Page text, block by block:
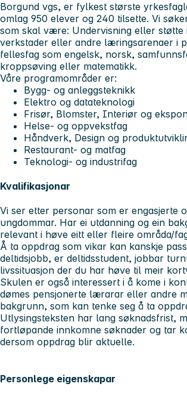
Borgund vgs, er fylkest største
omlag 950 elever og 240 tilsette. Vi
som skal være: Undervisning eller støtte
verkstader eller andre læringsarenaer i
fellesfag som engelsk, norsk,
kroppsøving eller matematikk.
Våre programområder er:
Bygg- og anleggsteknikk
Elektro og datateknologi
Frisør, Blomster, Interiør og
Helse- og oppvekstfag
Håndverk, Design og
Restaurant- og matfag
Teknologi- og industrifag
Kvalifikasjonar
Vi ser etter personar som er engasjerte
ungdommar. Har ei utdanning og ein
relevant i høve eitt eller fleire områda/
Å ta oppdrag som vikar kan kanskje
deltidsjobb, er deltidsstudent, jobbar
livssituasjon der du har høve til meir
Skulen er også interessert i å kome i
dømes pensjonerte lærarar eller andre
bakgrunn, som kan tenke seg å ta
Utlysingsteksten har lang søknadsfrist,
fortløpande innkomne søknader og tar
dersom oppdrag blir aktuelle.
Personlege eigenskapar